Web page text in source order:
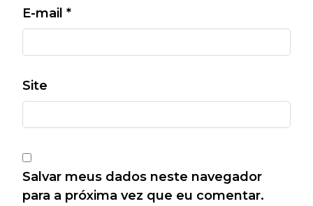
E-mail *
Site
Salvar meus dados neste navegador
para a próxima vez que eu comentar.